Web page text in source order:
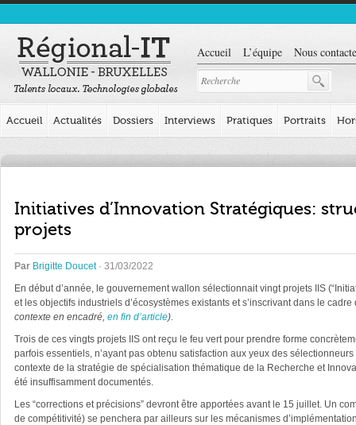
Accueil L’équipe Nous
Accueil Actualités Dossiers Interviews Pratiques Portraits
Initiatives d’Innovation Stratégiques:
projets
Par Brigitte Doucet· 31/03/2022
En début d’année, le gouvernement wallon sélectionnait vingt projets IIS
et les objectifs industriels d’écosystèmes existants et s’inscrivant dans le
contexte en encadré, en fin d’article).
Trois de ces vingts projets IIS ont reçu le feu vert pour prendre forme
parfois essentiels, n’ayant pas obtenu satisfaction aux yeux des
contexte de la stratégie de spécialisation thématique de la Recherche et
été insuffisamment documentés.
Les “corrections et précisions” devront être apportées avant le 15 juillet. Un
de compétitivité) se penchera par ailleurs sur les mécanismes